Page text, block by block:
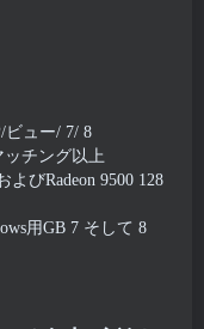
ビュー/ 7/ 8
ッチング以上
よびRadeon 9500 128
用GB 7 そして 8